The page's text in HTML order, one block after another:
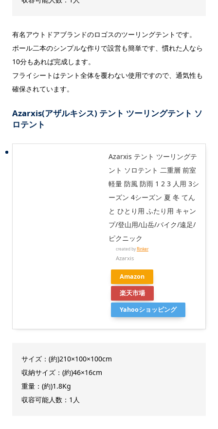
有名アウトドアブランドのロゴスのツーリングテントです。
ポール二本のシンプルな作りで設営も簡単です、慣れた人なら
10分もあれば完成します。
フライシートはテント全体を覆わない使用ですので、通気性も
確保されています。
Azarxis(アザルキシス) テント ツーリングテント ソ
ロテント
Azarxis テント ツーリングテ
ント ソロテント 二重層 前室
軽量 防風 防雨 1 2 3 人用 3シ
ーズン 4シーズン 夏 冬 てん
と ひとり用 ふたり用 キャン
プ/登山用/山岳/バイク/遠足/
ピクニック
created byRinker
Azarxis
Amazon
楽天市場
Yahooショッピング
サイズ：(約)210×100×100cm
収納サイズ：(約)46×16cm
重量：(約)1.8Kg
収容可能人数：1人